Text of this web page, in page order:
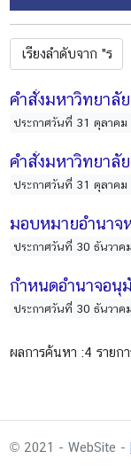
ประกาศวันที่ 31 ตุลาค
ประกาศวันที่ 31 ตุลาค
มอบหมายอำนาจ
ประกาศวันที่ 30 ธันวา
ประกาศวันที่ 30 ธันวา
ผลการค้นหา :4 รายก
© 2021 - WebSite -